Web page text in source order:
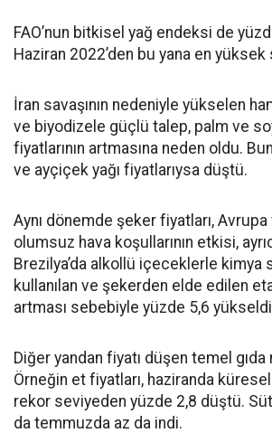
FAO’nun bitkisel yağ endeksi de
Haziran 2022’den bu yana en yüksek
İran savaşının nedeniyle yükselen
ve biyodizele güçlü talep, palm ve
fiyatlarının artmasına neden oldu.
ve ayçiçek yağı fiyatlarıysa düştü.
Aynı dönemde şeker fiyatları, Avrupa
olumsuz hava koşullarının etkisi,
Brezilya’da alkollü içeceklerle kimya
kullanılan ve şekerden elde edilen
artması sebebiyle yüzde 5,6
Diğer yandan fiyatı düşen temel
Örneğin et fiyatları, haziranda
rekor seviyeden yüzde 2,8 düştü.
da temmuzda az da indi.